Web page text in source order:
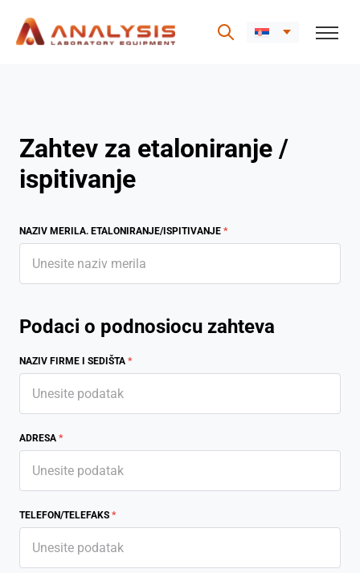
Zahtev za etaloniranje /
ispitivanje
NAZIV MERILA. ETALONIRANJE/ISPITIVANJE *
Podaci o podnosiocu zahteva
NAZIV FIRME I SEDIŠTA *
ADRESA *
TELEFON/TELEFAKS *